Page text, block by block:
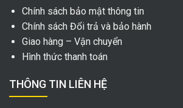
Chính sách bảo mật thông tin
Chính sách Đổi trả và bảo hành
Giao hàng – Vận chuyển
Hình thức thanh toán
THÔNG TIN LIÊN HỆ